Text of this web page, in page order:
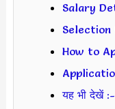
Salary
Selection
How to
यह भी देखें